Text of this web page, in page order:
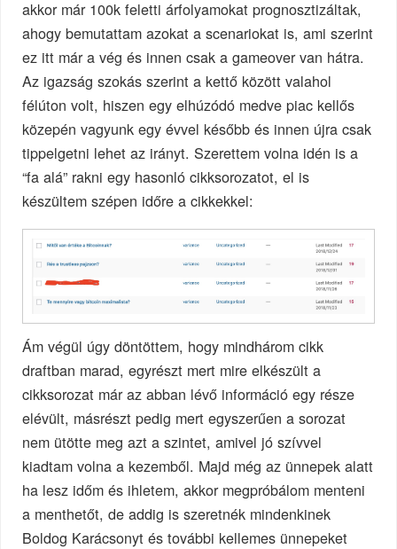
akkor már 100k feletti árfolyamokat prognosztizáltak,
ahogy bemutattam azokat a scenariokat is, ami szerint
ez itt már a vég és innen csak a gameover van hátra.
Az igazság szokás szerint a kettő között valahol
félúton volt, hiszen egy elhúzódó medve piac kellős
közepén vagyunk egy évvel később és innen újra csak
tippelgetni lehet az irányt. Szerettem volna idén is a
“fa alá” rakni egy hasonló cikksorozatot, el is
készültem szépen időre a cikkekkel:
Ám végül úgy döntöttem, hogy mindhárom cikk
draftban marad, egyrészt mert mire elkészült a
cikksorozat már az abban lévő információ egy része
elévült, másrészt pedig mert egyszerűen a sorozat
nem ütötte meg azt a szintet, amivel jó szívvel
kiadtam volna a kezemből. Majd még az ünnepek alatt
ha lesz időm és ihletem, akkor megpróbálom menteni
a menthetőt, de addig is szeretnék mindenkinek
Boldog Karácsonyt és további kellemes ünnepeket